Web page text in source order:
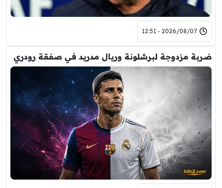
2026/08/07 - 12:51
ضربة مزدوجة لبرشلونة وريال مدريد في صفقة رودري